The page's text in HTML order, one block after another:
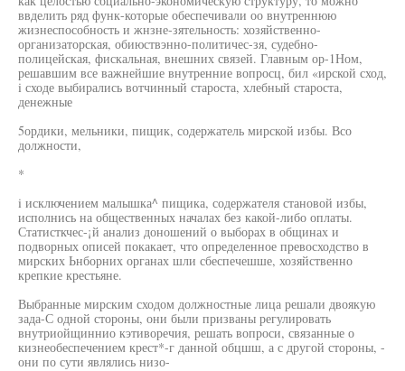
ввделить ряд функ-которые обеспечивали оо внутреннюю
жизнеспособность и жнзне-зятельность: хозяйственно-
организаторская, обиюствэнно-политичес-зя, судебно-
полицейская, фискальная, внешних связей. Главным ор-1Ном,
решавшим все важнейшие внутренние вопросц, бил «ирской сход,
i сходе выбирались вотчинный староста, хлебный староста,
денежные
5ордики, мельники, пищик, содержатель мирской избы. Всо
должности,
*
i исключением малышка^ пищика, содержателя становой избы,
исполнись на общественных началах без какой-либо оплаты.
Статисткчес-¡й анализ доношений о выборах в общинах и
подворных описей покакает, что определенное превосходство в
мирских Ьнборних органах шли сбеспечешше, хозяйственно
крепкие крестьяне.
Выбранные мирским сходом должностные лица решали двоякую
зада-С одной стороны, они были призваны регулировать
внутриойщиннио кэтиворечия, решать вопроси, связанные о
кизнеобеспечением крест*-г данной обцшш, а с другой стороны, -
они по сути являлись низо-